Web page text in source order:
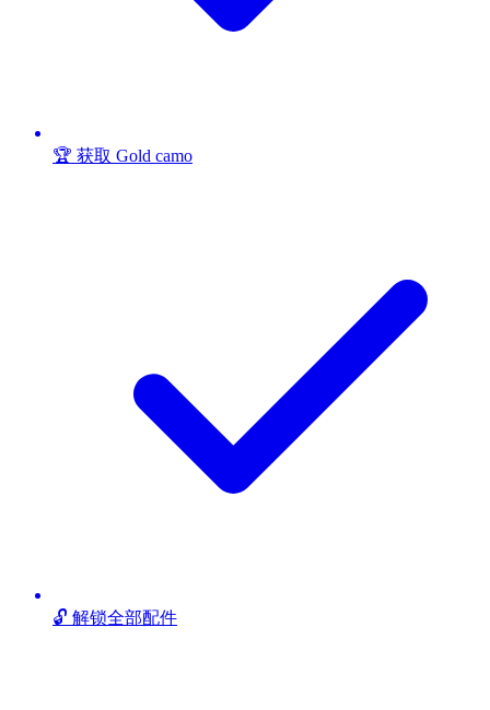
🏆 获取 Gold camo
🔓 解锁全部配件